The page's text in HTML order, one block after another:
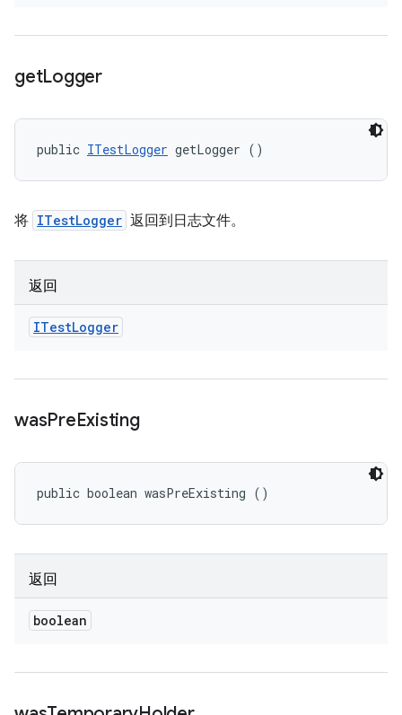
getLogger
public ITestLogger getLogger ()
将 ITestLogger 返回到日志文件。
返回
ITestLogger
wasPreExisting
public boolean wasPreExisting ()
返回
boolean